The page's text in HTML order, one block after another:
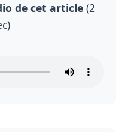
de cet article (2